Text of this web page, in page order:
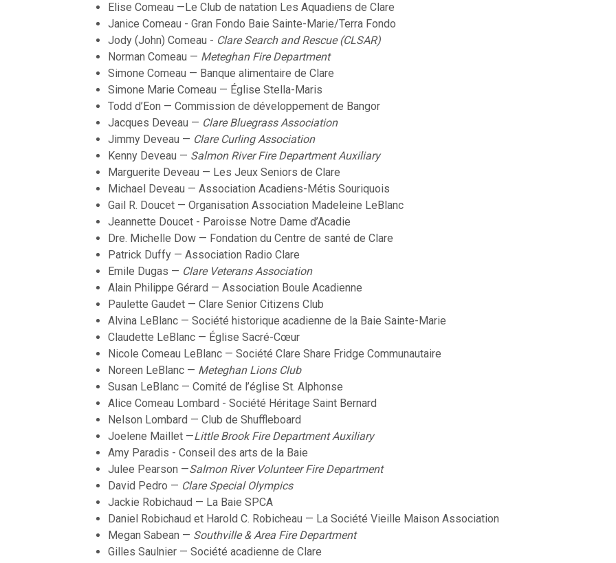
Elise Comeau —Le Club de natation Les Aquadiens de Clare
Janice Comeau - Gran Fondo Baie Sainte-Marie/Terra Fondo
Jody (John) Comeau - Clare Search and Rescue (CLSAR)
Norman Comeau — Meteghan Fire Department
Simone Comeau — Banque alimentaire de Clare
Simone Marie Comeau — Église Stella-Maris
Todd d’Eon — Commission de développement de Bangor
Jacques Deveau — Clare Bluegrass Association
Jimmy Deveau — Clare Curling Association
Kenny Deveau — Salmon River FireDepartmentAuxiliary
Marguerite Deveau — Les Jeux Seniors de Clare
Michael Deveau — Association Acadiens-Métis Souriquois
Gail R. Doucet — Organisation Association Madeleine LeBlanc
Jeannette Doucet - Paroisse Notre Dame d’Acadie
Dre. Michelle Dow — Fondation du Centre de santé de Clare
Patrick Duffy — Association Radio Clare
Emile Dugas — Clare Veterans Association
Alain Philippe Gérard — Association Boule Acadienne
Paulette Gaudet — Clare Senior Citizens Club
Alvina LeBlanc — Société historique acadienne de la Baie Sainte-Marie
Claudette LeBlanc — Église Sacré-Cœur
Nicole Comeau LeBlanc — Société Clare Share Fridge Communautaire
Noreen LeBlanc — Meteghan Lions Club
Susan LeBlanc — Comité de l’église St. Alphonse
Alice Comeau Lombard - Société Héritage Saint Bernard
Nelson Lombard — Club de Shuffleboard
Joelene Maillet —Little Brook Fire Department Auxiliary
Amy Paradis - Conseil des arts de la Baie
Julee Pearson —Salmon River Volunteer Fire Department
David Pedro — Clare Special Olympics
Jackie Robichaud — La Baie SPCA
Daniel Robichaud et Harold C. Robicheau — La Société Vieille Maison Association
Megan Sabean — Southville & Area Fire Department
Gilles Saulnier — Société acadienne de Clare